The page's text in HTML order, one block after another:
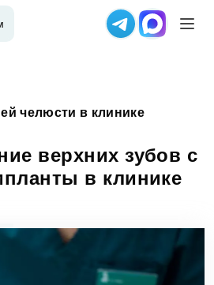
верхних зубов с
в клинике
челюсти в клинике